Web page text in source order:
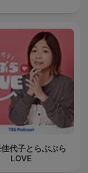
代子とらぶぶら
LOVE